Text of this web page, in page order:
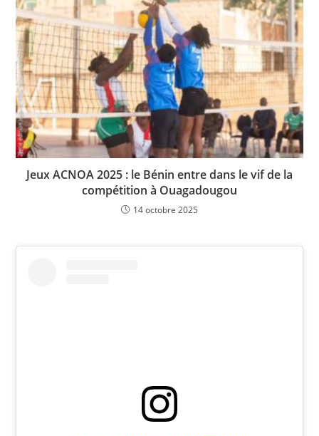
Jeux ACNOA 2025 : le Bénin entre dans le vif de la
compétition à Ouagadougou
14 octobre 2025